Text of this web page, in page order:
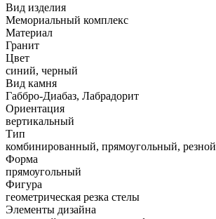
Вид изделия
Мемориальный комплекс
Материал
Гранит
Цвет
синий, черный
Вид камня
Габбро-Диабаз, Лабрадорит
Ориентация
вертикальный
Тип
комбинированный, прямоугольный, резной
Форма
прямоугольный
Фигура
геометрическая резка стелы
Элементы дизайна